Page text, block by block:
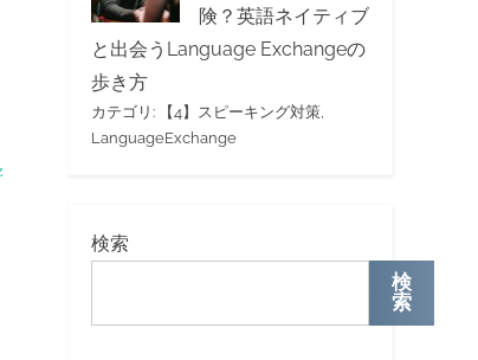
険？英語ネイティブ
と出会うLanguage Exchangeの
歩き方
カテゴリ: 【4】スピーキング対策,
LanguageExchange
検索
検
索